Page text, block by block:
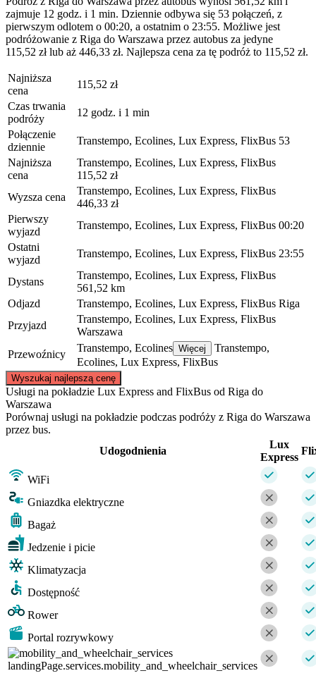
zajmuje 12 godz. i 1 min. Dziennie odbywa się 53 połączeń, z
pierwszym odlotem o 00:20, a ostatnim o 23:55. Możliwe jest
podróżowanie z Riga do Warszawa przez autobus za jedyne
115,52 zł lub aż 446,33 zł. Najlepsza cena za tę podróż to 115,52 zł.
Najniższa
cena
115,52 zł
Czas trwania
podróży
12 godz. i 1 min
Połączenie
dziennie
Transtempo, Ecolines, Lux Express, FlixBus 53
Najniższa
cena
Transtempo, Ecolines, Lux Express, FlixBus
115,52 zł
Wyzsza cena
Transtempo, Ecolines, Lux Express, FlixBus
446,33 zł
Pierwszy
wyjazd
Transtempo, Ecolines, Lux Express, FlixBus 00:20
Ostatni
wyjazd
Transtempo, Ecolines, Lux Express, FlixBus 23:55
Dystans
Transtempo, Ecolines, Lux Express, FlixBus
561,52 km
Odjazd
Transtempo, Ecolines, Lux Express, FlixBus Riga
Przyjazd
Transtempo, Ecolines, Lux Express, FlixBus
Warszawa
Przewoźnicy
Transtempo, Ecolines Więcej
Transtempo,
Ecolines, Lux Express, FlixBus
Wyszukaj najlepszą cenę
Riga
©CARTO, ©OpenStreetMap
Usługi na pokładzie Lux Express and FlixBus od Riga do
Warszawa
Porównaj usługi na pokładzie podczas podróży z Riga do Warszawa
przez bus.
Udogodnienia
Lux
Express
WiFi
Gniazdka elektryczne
Bagaż
Jedzenie i picie
Klimatyzacja
Dostępność
Rower
Portal rozrywkowy
landingPage.services.mobility_and_wheelchair_services